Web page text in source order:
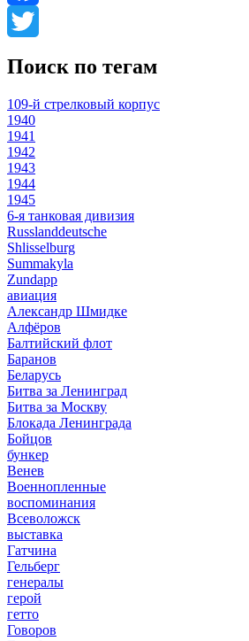
Facebook
Поиск по тегам
109-й стрелковый корпус
1940
1941
1942
1943
1944
1945
6-я танковая дивизия
Russlanddeutsche
Shlisselburg
Summakyla
Zundapp
авиация
Александр Шмидке
Алфёров
Балтийский флот
Баранов
Беларусь
Битва за Ленинград
Битва за Москву
Блокада Ленинграда
Бойцов
бункер
Венев
Военнопленные
воспоминания
Всеволожск
выставка
Гатчина
Гельберг
генералы
герой
гетто
Говоров